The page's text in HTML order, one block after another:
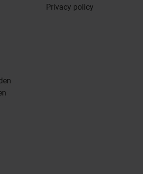
Privacy policy